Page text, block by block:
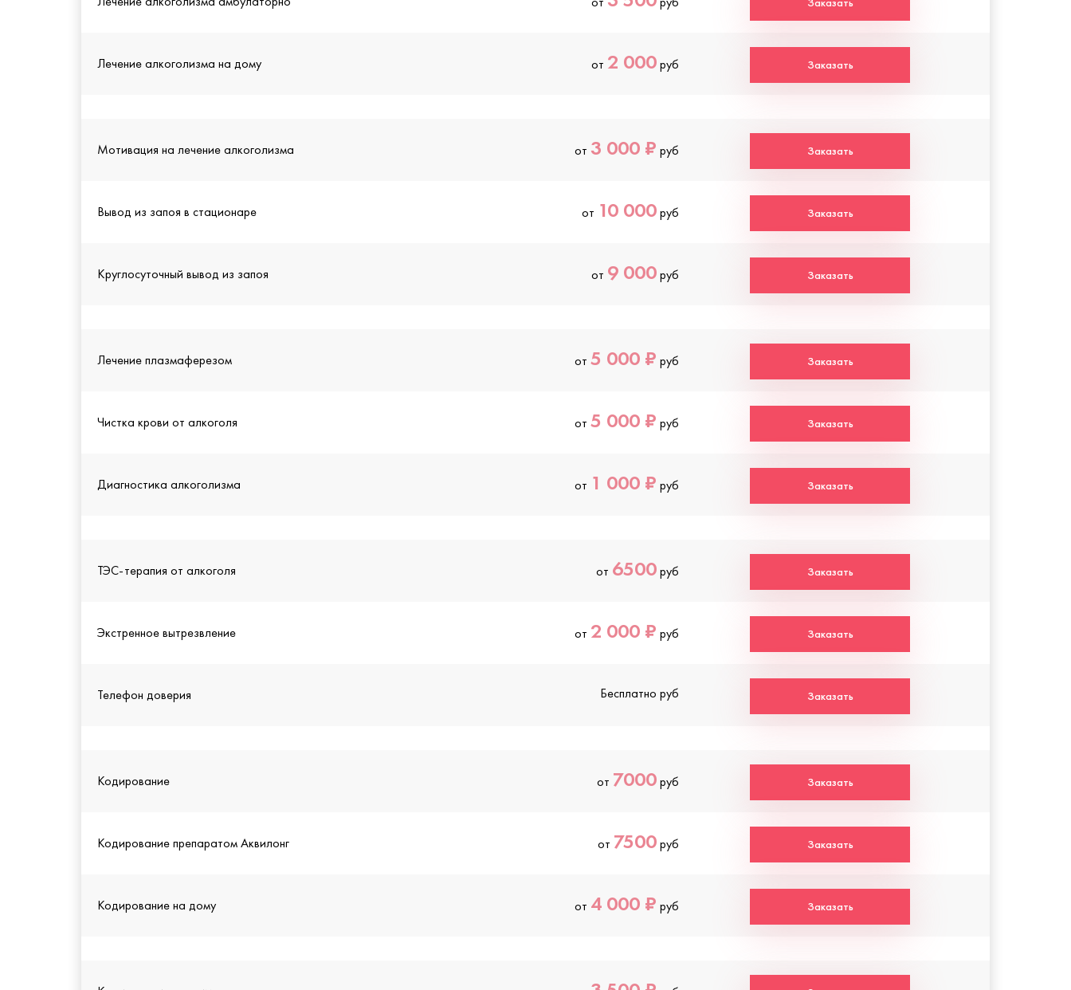
Заказать
Лечение алкоголизма на дому от 2 000руб Заказать
Мотивация на лечение алкоголизма от 3 000 ₽ руб Заказать
Вывод из запоя в стационаре от 10 000руб Заказать
Круглосуточный вывод из запоя от 9 000руб Заказать
Лечение плазмаферезом от 5 000 ₽ руб Заказать
Чистка крови от алкоголя от 5 000 ₽ руб Заказать
Диагностика алкоголизма от 1 000 ₽ руб Заказать
ТЭС-терапия от алкоголя от 6500руб Заказать
Экстренное вытрезвление от 2 000 ₽ руб Заказать
Телефон доверия Бесплатно руб Заказать
Кодирование от 7000руб Заказать
Кодирование препаратом Аквилонг от 7500руб Заказать
Кодирование на дому от 4 000 ₽ руб Заказать